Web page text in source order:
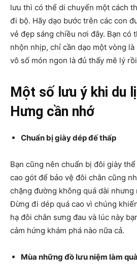
lưu thì có thể di chuyển một cách
đi bộ. Hãy dạo bước trên các con
vẻ đẹp sáng chiều nơi đây. Bạn có
nhộn nhịp, chỉ cần dạo một vòng
vô số món ngon là đủ thấy mê lý
Một số lưu ý khi du
Hưng cần nhớ
Chuẩn bị giày dép đế thấp
Bạn cũng nên chuẩn bị đôi giày
cao gót để bảo vệ đôi chân cũng
chặng đường không quá dài
Đừng đi dép quá cao vì chúng
hạ đôi chân sưng đau và lúc này
cảm hứng khám phá nào nữa cả.
Mùa những đồ lưu niệm làm quà